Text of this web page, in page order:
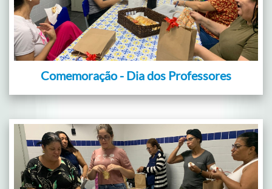
Comemoração - Dia dos Professores